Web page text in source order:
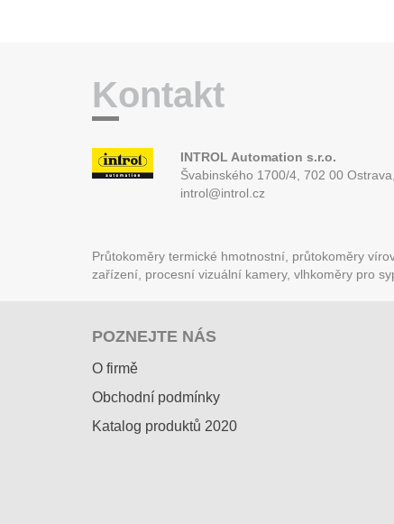
Kontakt
INTROL Automation s.r.o.
Švabinského 1700/4, 702 00 Ostrava,
introl@introl.cz
Průtokoměry termické hmotnostní, průtokoměry
zařízení, procesní vizuální kamery, vlhkoměry pro
POZNEJTE NÁS
O firmě
Obchodní podmínky
Katalog produktů 2020